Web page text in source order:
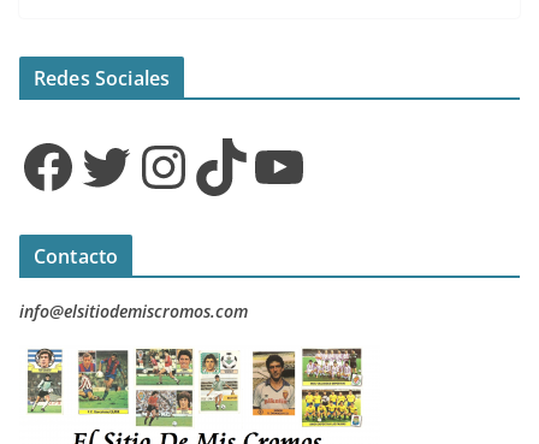
Redes Sociales
Facebook Twitter InstagramTikTok YouTube
Contacto
info@elsitiodemiscromos.com